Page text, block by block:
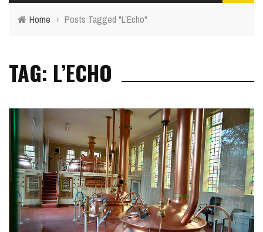
Home › Posts Tagged "L’Echo"
TAG: L’ECHO